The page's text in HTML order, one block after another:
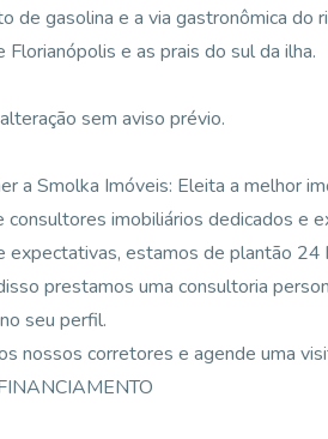
de gasolina e a via gastronômica do
Florianópolis e as prais do sul da ilha.
sem aviso prévio.
a Smolka Imóveis: Eleita a melhor
imobiliários dedicados e
expectativas, estamos de plantão
prestamos uma consultoria
seu perfil.
nossos corretores e agende uma